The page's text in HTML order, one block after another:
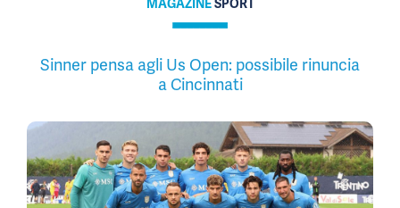
MAGAZINESPORT
Sinner pensa agli Us Open: possibile rinuncia
a Cincinnati